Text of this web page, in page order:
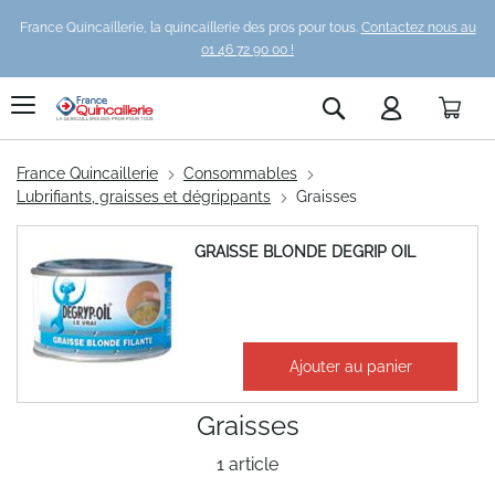
France Quincaillerie, la quincaillerie des pros pour tous. Contactez nous au
01 46 72 90 00 !
Rechercher
France Quincaillerie
Consommables
Lubrifiants, graisses et dégrippants
Graisses
1 article
Graisses
GRAISSE BLONDE DEGRIP OIL
14,67 € Ajouter au panier